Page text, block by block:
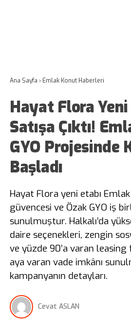
Ana Sayfa › Emlak Konut Haberleri
Hayat Flora Yeni
Satışa Çıktı!
GYO Projesinde
Başladı
Hayat Flora yeni etabı
güvencesi ve Özak GYO iş
sunulmuştur. Halkalı’da
daire seçenekleri, zengin
ve yüzde 90’a varan leasing
aya varan vade imkânı
kampanyanın detayları.
Cevat ASLAN